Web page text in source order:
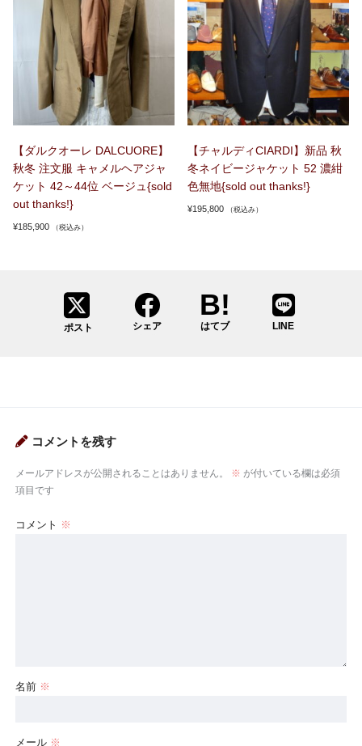
【ダルクオーレ DALCUORE】
秋冬 注文服 キャメルヘアジャ
ケット 42～44位 ベージュ{sold
out thanks!}
¥185,900 （税込み）
【チャルディCIARDI】新品 秋
冬ネイビージャケット 52 濃紺
色無地{sold out thanks!}
¥195,800 （税込み）
ポスト シェア はてブ LINE
コメントを残す
メールアドレスが公開されることはありません。 ※ が付いている欄は必須
項目です
コメント ※
名前 ※
メール ※